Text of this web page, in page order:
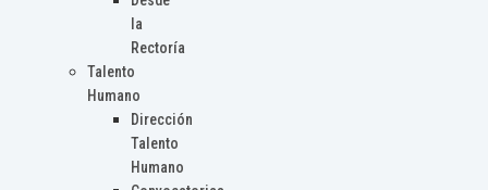
la
Rectoría
Talento
Humano
Dirección
Talento
Humano